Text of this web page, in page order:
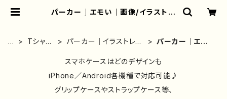
パーカー｜エモい｜画像/イラスト｜
ター/グッズ/人気/後払い/通販｜雑貨
屋アリうさ
ホ
Tシャ
パーカー｜イラストレー
コラボ｜おしゃれ
パーカー｜エモ
ト｜おしゃれ
スマホケースはどのデザインも
iPhone／Android各機種で対応可能♪
グリップケースやストラップケース等、